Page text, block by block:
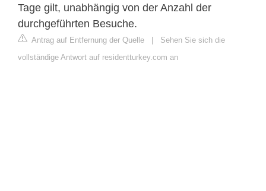
Tage gilt, unabhängig von der Anzahl der
durchgeführten Besuche.
Antrag auf Entfernung der Quelle
Sehen Sie sich die
vollständige Antwort auf residentturkey.com an